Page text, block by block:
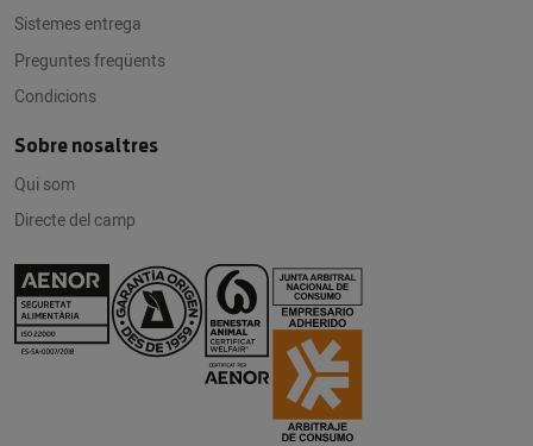
Sistemes entrega
Preguntes freqüents
Condicions
Sobre nosaltres
Qui som
Directe del camp